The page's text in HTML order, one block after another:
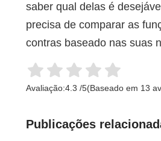
saber qual delas é
precisa de comparar as
contras baseado nas suas
Avaliação:4.3 /5(Baseado em 13
Publicações